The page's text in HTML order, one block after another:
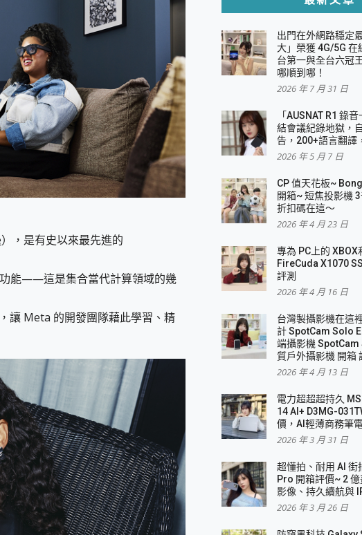
| Swarovski razr 60 冰藍限定版本 開箱 評測
除與格式化有防寫保護的隨身碟或SD卡
Converter AI 新版全解析 × 年末優惠，一篇全看懂
境燈 我通通都要！ Starfish 2 幻彩膠囊投影機｜結合「 智慧投影 & 煥彩
K1 系列 異星機械鍵盤與 Mercury X 系列 輕量無線電競滑鼠 開箱
QD-OLED 超寬曲面電競螢幕，多工辦公、爽度滿滿的終極桌面體
家導入 UL MCV 行銷宣告驗證的手機配件品牌
21 週年到來，「Slogan 海報徵稿活動」好康大放送
MXs2 5000mAh薄型磁吸無線急速行動電源 開箱 評測
穿戴式智慧冷暖調溫裝置 開箱 評測
Fest 五折優惠嗨翻天！支援 iOS/Android！
能滿足全場景拍攝需求？
您的AI 秘書已上線 每月免費送你 300分鐘轉寫
・創作儲存方案登場，趕快來AGI亞奇雷挑戰任務抽 PS5！
M5 10000mAh 5合1 磁吸無線急速行動電源 開箱 評測
源】 可靠的旅行夥伴！帶給您優異的安全性與強大供電效能
MD272UPSW 27型」 4K IPS 輕薄商用智慧聯網螢幕 開箱 評測
AI筆電 開箱 評測
14 5G 遊戲戰鬥值爆表，效能x娛樂全都要！
充電一起搞定 ONPRO MagReact™ M3 3 in 1可攜摺疊無線充電器 開箱
機，無感配戴! 超穩超服貼，音質、通話也很優質
Neo分子篩洗脫烘 AI 滾筒洗衣機
Docking Station 掌機專屬擴充底座 開箱 評測
劇院串流盒 開箱 評測
vivo X200 就是這麼好拍
去除人聲 人聲 音樂分離 2024 消除人聲推薦
魔物獵人 Now飛人 ios教學 不出門也可以到處走
也可以飛遍全世界
好充滿 CUKTECH 酷態科 300W 微型充電站 開箱 評測
Data Recovery Wizard Free 18.0.0 業界最好的資料救援軟體
Partition Master 就是這麼簡單
覆蓋更遠更清晰、2日長續航、頂尖影音娛樂效能~
），是有史以來最先進的
能——這是集合當代計算領域的幾
讓 Meta 的開發團隊藉此學習、精
出門在外網路穩定
大」榮獲 4G/5G 在
台第一與全台六冠
哪順到哪！
2026 年 7 月 31 日
「AUSNAT R1 錄
結會議紀錄地獄，
告，200+語言翻譯
2026 年 5 月 7 日
CP 值天花板~
開箱~ 短焦投影機
折扣碼在這～
2026 年 4 月 23 日
專為 PC上的 XBOX
FireCuda X1070
評測
2026 年 4 月 16 日
台灣製攝影機在這
計 SpotCam Solo
端攝影機
質戶外攝影機 開箱
2026 年 4 月 13 日
電力超超超持久
14 AI+ D3MG-
價，AI輕薄商務筆
2026 年 3 月 31 日
超懂拍、耐用 AI
Pro 開箱評價~ 2
影像、持久續航與
2026 年 3 月 26 日